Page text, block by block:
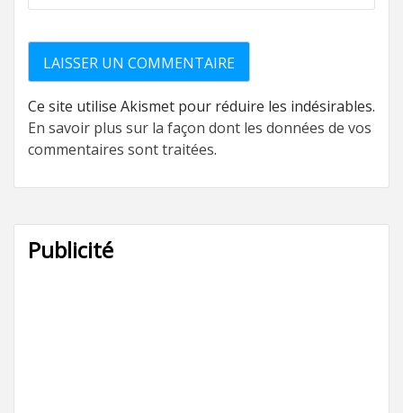
Ce site utilise Akismet pour réduire les indésirables.
En savoir plus sur la façon dont les données de vos
commentaires sont traitées.
Publicité